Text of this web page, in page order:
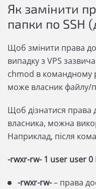
Як замінити
папки по SSH
Щоб змінити права
випадку з VPS
chmod в командному
може власник файлу/
Щоб дізнатися права
власника, можна
Наприклад, після
-rwxr-rw- 1 user user 0
-rwxr-rw-– права